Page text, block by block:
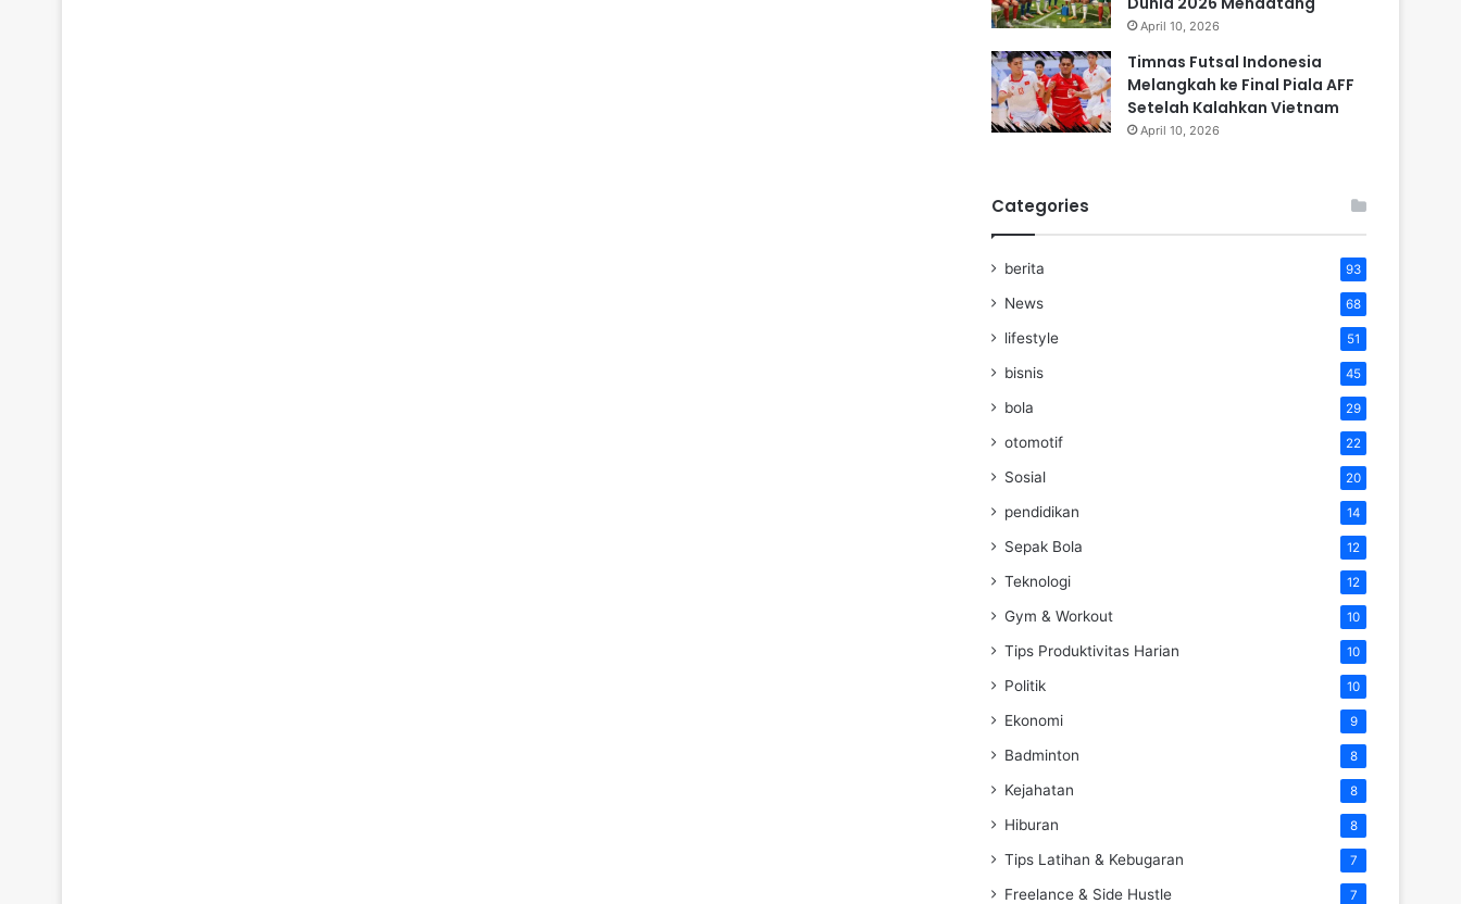
April 10, 2026
Timnas Futsal Indonesia
Melangkah ke Final Piala AFF
Setelah Kalahkan Vietnam
April 10, 2026
Categories
berita 93
News 68
lifestyle 51
bisnis 45
bola 29
otomotif 22
Sosial 20
pendidikan 14
Sepak Bola 12
Teknologi 12
Gym & Workout 10
Tips Produktivitas Harian 10
Politik 10
Ekonomi 9
Badminton 8
Kejahatan 8
Hiburan 8
Tips Latihan & Kebugaran 7
Freelance & Side Hustle 7